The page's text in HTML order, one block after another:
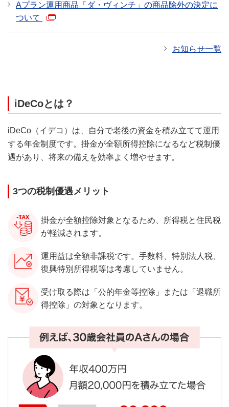
Aプラン運用商品「ダ・ヴィンチ」の商品除外の決定に
ついて
お知らせ一覧
iDeCoとは？
iDeCo（イデコ）は、自分で老後の資金を積み立てて運用
する年金制度です。掛金が全額所得控除になるなど税制優
遇があり、将来の備えを効率よく増やせます。
3つの税制優遇メリット
掛金が全額控除対象となるため、所得税と住民税
が軽減されます。
運用益は全額非課税です。手数料、特別法人税、
復興特別所得税等は考慮していません。
受け取る際は「公的年金等控除」または「退職所
得控除」の対象となります。